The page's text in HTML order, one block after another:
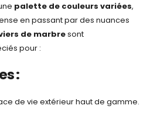
palette de couleurs variées,
en passant par des nuances
de marbresont
pour :
:
de vie extérieur haut de gamme.